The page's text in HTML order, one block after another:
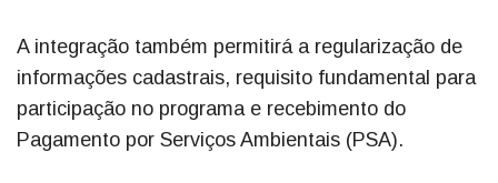
A integração também permitirá a regularização de
informações cadastrais, requisito fundamental para
participação no programa e recebimento do
Pagamento por Serviços Ambientais (PSA).